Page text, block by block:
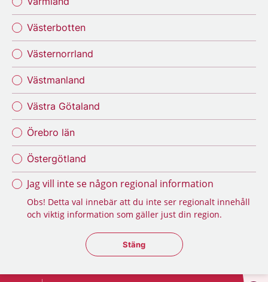
Västerbotten
Västernorrland
Västmanland
Västra Götaland
Örebro län
Östergötland
Jag vill inte se någon regional information
Obs! Detta val innebär att du inte ser regionalt innehåll
och viktig information som gäller just din region.
Stäng regionsväljaren
Stäng